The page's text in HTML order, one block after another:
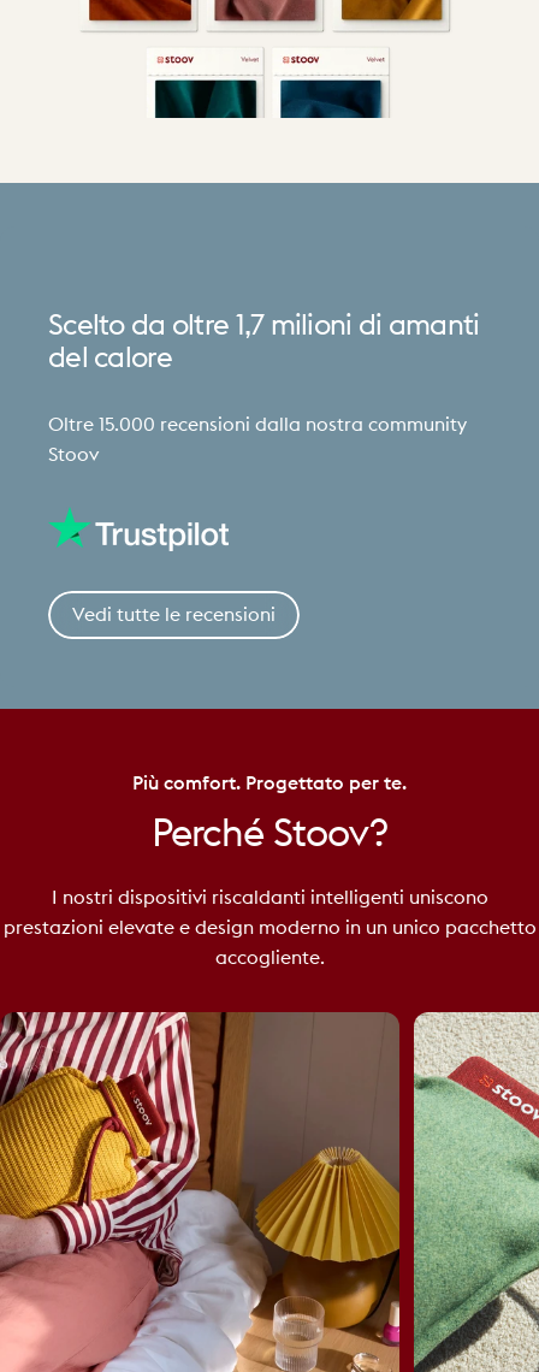
Scelto da oltre 1,7 milioni di amanti
del calore
Oltre 15.000 recensioni dalla nostra community
Stoov
Vedi tutte le recensioni
Più comfort. Progettato per te.
Perché Stoov?
I nostri dispositivi riscaldanti intelligenti uniscono
prestazioni elevate e design moderno in un unico pacchetto
accogliente.